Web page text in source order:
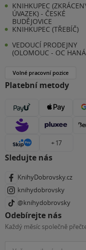
KNIHKUPEC
ÚVAZEK) - ČESKÉ
BUDĚJOVICE
KNIHKUPEC (TŘEBÍČ)
VEDOUCÍ PRODEJNY
(OLOMOUC - OC
Volné pracovní pozice
Platební metody
+ 17
Sledujte nás
KnihyDobrovsky.cz
knihydobrovsky
@knihydobrovsky
Odebírejte nás
Každý měsíc společně